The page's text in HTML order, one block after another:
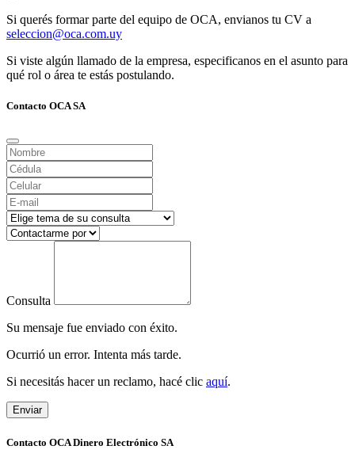
Si querés formar parte del equipo de OCA, envianos tu CV a
seleccion@oca.com.uy
Si viste algún llamado de la empresa, especificanos en el asunto para
qué rol o área te estás postulando.
Contacto OCA SA
Consulta
Su mensaje fue enviado con éxito.
Ocurrió un error. Intenta más tarde.
Si necesitás hacer un reclamo, hacé clic aquí.
Enviar
Contacto OCA Dinero Electrónico SA